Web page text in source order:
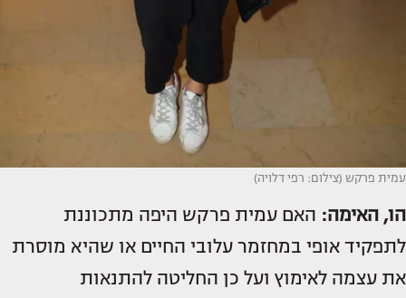
עמית פרקש (צילום: רפי דלויה)
הו, האימה: האם עמית פרקש היפה מתכוננת
לתפקיד אופי במחזמר עלובי החיים או שהיא מוסרת
את עצמה לאימוץ ועל כן החליטה להתנאות